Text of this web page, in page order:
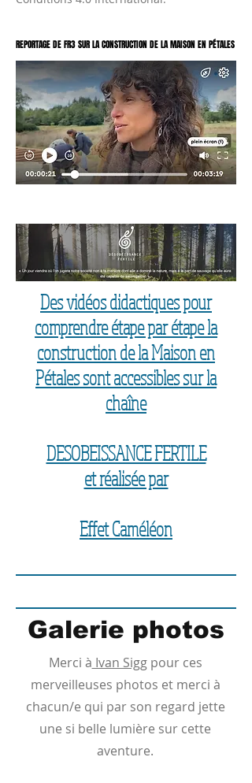
REPORTAGE DE FR3 SUR LA CONSTRUCTION DE LA MAISON EN PÉTALES
REPORTAGE DE FR3 SUR LA CONSTRUCTION DE LA MAISON EN PÉTALES
Des vidéos didactiques pour
comprendre étape par étape la
construction de la Maison en
Pétales sont accessibles sur la
chaîne
DESOBEISSANCE FERTILE
et réalisée par
Effet Caméléon
Galerie photos
Merci à Ivan Siggpour ces
merveilleuses photos et merci à
chacun/e qui par son regard jette
une si belle lumière sur cette
aventure.